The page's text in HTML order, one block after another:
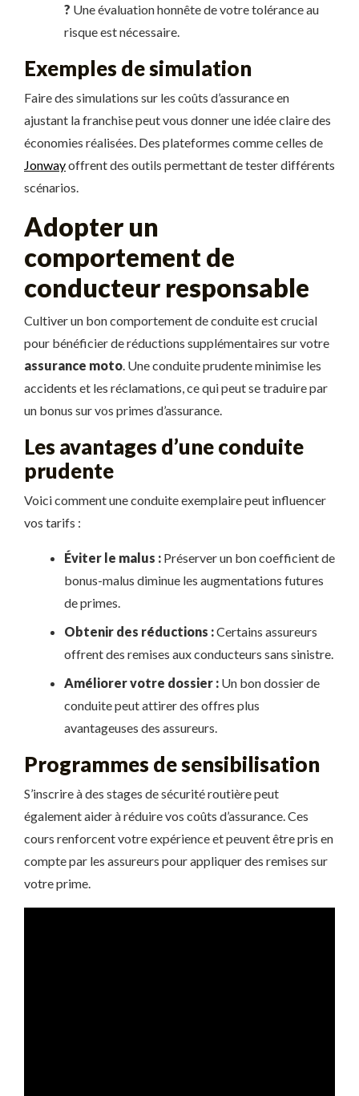
? Une évaluation honnête de votre tolérance au
risque est nécessaire.
Exemples de simulation
Faire des simulations sur les coûts d’assurance en
ajustant la franchise peut vous donner une idée claire des
économies réalisées. Des plateformes comme celles de
Jonwayoffrent des outils permettant de tester différents
scénarios.
Adopter un
comportement de
conducteur responsable
Cultiver un bon comportement de conduite est crucial
pour bénéficier de réductions supplémentaires sur votre
assurance moto . Une conduite prudente minimise les
accidents et les réclamations, ce qui peut se traduire par
un bonus sur vos primes d’assurance.
Les avantages d’une conduite
prudente
Voici comment une conduite exemplaire peut influencer
vos tarifs :
Éviter le malus :Préserver un bon coefficient de
bonus-malus diminue les augmentations futures
de primes.
Obtenir des réductions :Certains assureurs
offrent des remises aux conducteurs sans sinistre.
Améliorer votre dossier :Un bon dossier de
conduite peut attirer des offres plus
avantageuses des assureurs.
Programmes de sensibilisation
S’inscrire à des stages de sécurité routière peut
également aider à réduire vos coûts d’assurance. Ces
cours renforcent votre expérience et peuvent être pris en
compte par les assureurs pour appliquer des remises sur
votre prime.